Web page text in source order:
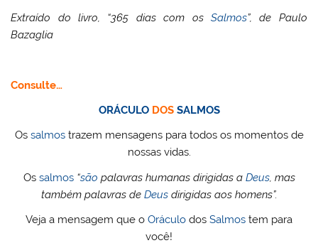
Extraído do livro, “365 dias com osSalmos”, de Paulo
Bazaglia
Consulte…
ORÁCULODOS SALMOS
Os salmostrazem mensagens para todos os momentos de
nossas vidas.
Os salmos “são palavras humanas dirigidas a Deus, mas
também palavras de Deusdirigidas aos homens”.
Veja a mensagem que o Oráculo dos Salmos tem para
você!